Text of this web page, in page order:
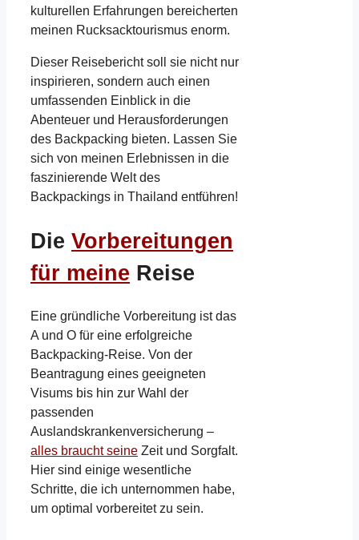
kulturellen Erfahrungen bereicherten
meinen Rucksacktourismus enorm.
Dieser Reisebericht soll sie nicht nur
inspirieren, sondern auch einen
umfassenden Einblick in die
Abenteuer und Herausforderungen
des Backpacking bieten. Lassen Sie
sich von meinen Erlebnissen in die
faszinierende Welt des
Backpackings in Thailand entführen!
Die Vorbereitungen
für meine Reise
Eine gründliche Vorbereitung ist das
A und O für eine erfolgreiche
Backpacking-Reise. Von der
Beantragung eines geeigneten
Visums bis hin zur Wahl der
passenden
Auslandskrankenversicherung –
alles braucht seine Zeit und Sorgfalt.
Hier sind einige wesentliche
Schritte, die ich unternommen habe,
um optimal vorbereitet zu sein.